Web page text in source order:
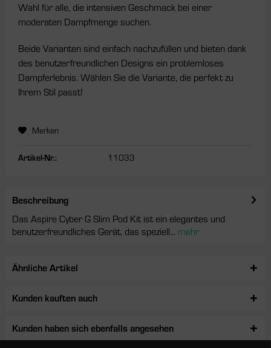
Wahl für alle, die intensiven Geschmack bei einer
moderaten Dampfmenge suchen.
Beide Varianten sind einfach nachzufüllen und bieten dank
des benutzerfreundlichen Designs ein problemloses
Dampferlebnis. Wählen Sie die Variante, die perfekt zu
Ihrem Stil passt!
Merken
Artikel-Nr.: 11033
Beschreibung
Das Aspire Cyber G Slim Pod Kit ist ein elegantes und
benutzerfreundliches Gerät, das speziell... mehr
Ähnliche Artikel
Kunden kauften auch
Kunden haben sich ebenfalls angesehen